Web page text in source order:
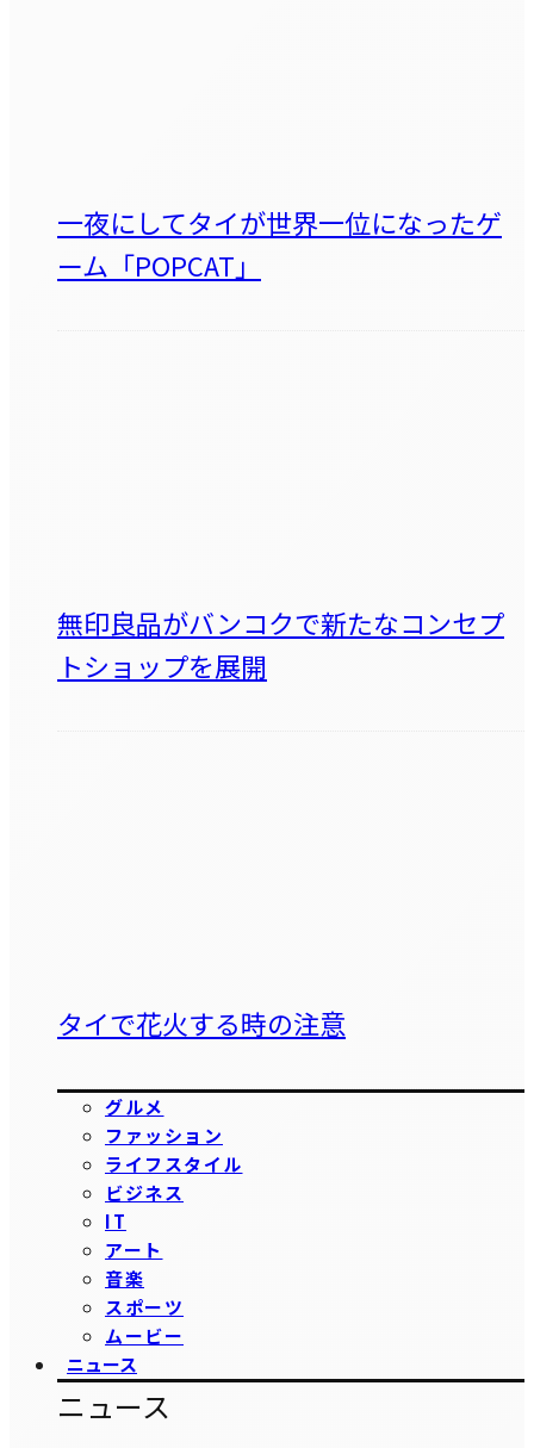
一夜にしてタイが世界一位になったゲ
ーム「POPCAT」
無印良品がバンコクで新たなコンセプ
トショップを展開
タイで花火する時の注意
グルメ
ファッション
ライフスタイル
ビジネス
IT
アート
音楽
スポーツ
ムービー
ニュース
ニュース